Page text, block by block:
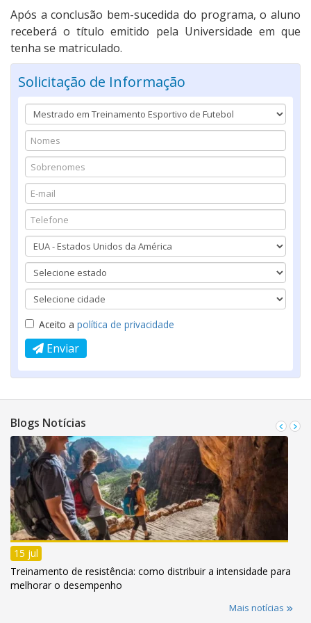
Após a conclusão bem-sucedida do programa, o aluno
receberá o título emitido pela Universidade em que
tenha se matriculado.
Solicitação de Informação
Aceito a política de privacidade
Enviar
Blogs Notícias
15 jul
Treinamento de resistência: como distribuir a intensidade para
melhorar o desempenho
Mais notícias